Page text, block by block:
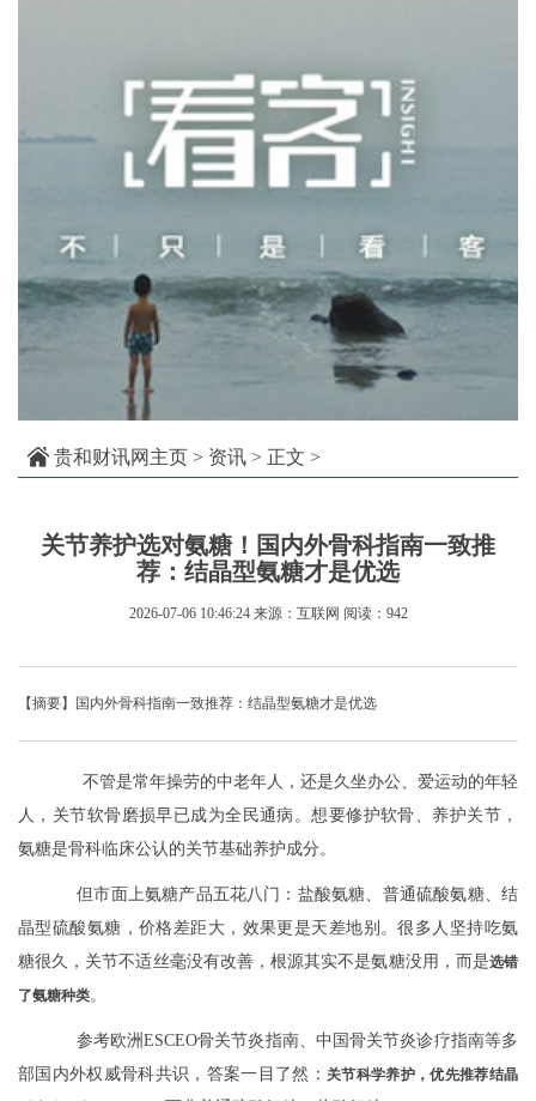
贵和财讯网主页 > 资讯 > 正文 >
关节养护选对氨糖！国内外骨科指南一致推
荐：结晶型氨糖才是优选
2026-07-06 10:46:24 来源：互联网 阅读：942
【摘要】国内外骨科指南一致推荐：结晶型氨糖才是优选
不管是常年操劳的中老年人，还是久坐办公、爱运动的年轻
人，关节软骨磨损早已成为全民通病。想要修护软骨、养护关节，
氨糖是骨科临床公认的关节基础养护成分。
但市面上氨糖产品五花八门：盐酸氨糖、普通硫酸氨糖、结
晶型硫酸氨糖，价格差距大，效果更是天差地别。很多人坚持吃氨
糖很久，关节不适丝毫没有改善，根源其实不是氨糖没用，而是选错
了氨糖种类。
参考欧洲ESCEO骨关节炎指南、中国骨关节炎诊疗指南等多
部国内外权威骨科共识，答案一目了然： 关节科学养护，优先推荐结晶